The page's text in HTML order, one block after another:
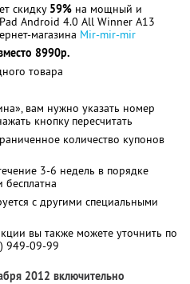
скидку 59% на мощный и
Android 4.0 All Winner A13
магазина Mir-mir-mir
8990р.
товара
вам нужно указать номер
кнопку пересчитать
количество купонов
3-6 недель в порядке
бесплатна
с другими специальными
вы также можете уточнить по
949-09-99
2012 включительно